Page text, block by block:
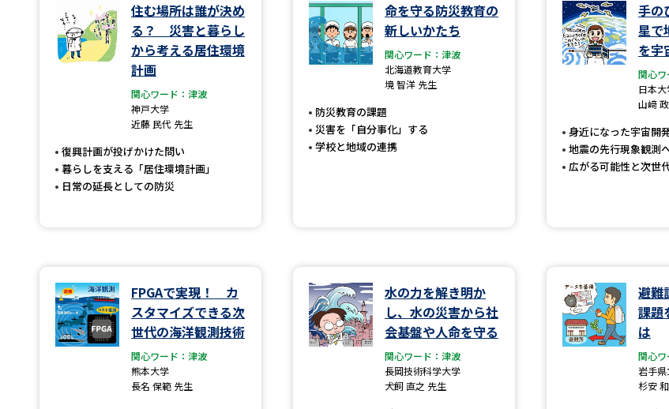
大学で学べる内容や特
新増設大学・学部・学科特集
奨学金
新学年スタート号
新学年スタート号特集ページ（高
SELFBRAND特集ページ
来場型・Web型イベント特集
受験準備
住む場所は誰が決め
る？ 災害と暮らし
から考える居住環境
計画
関心ワード：津波
神戸大学
近藤 民代 先生
復興計画が投げかけた問い
暮らしを支える「居住環境計画」
日常の延長としての防災
命を守る防災教育の
新しいかたち
関心ワード：津波
北海道教育大学
境 智洋 先生
防災教育の課題
災害を「自分事化」する
学校と地域の連携
手の
星で
を宇
関心
日本大
山﨑
身近になった宇宙開
地震の先行現象観測
広がる可能性と次世
FPGAで実現！ カ
スタマイズできる次
世代の海洋観測技術
関心ワード：津波
熊本大学
長名 保範 先生
水の力を解き明か
し、水の災害から社
会基盤や人命を守る
関心ワード：津波
長岡技術科学大学
犬飼 直之 先生
避難
課題
は
関心
岩手
杉安